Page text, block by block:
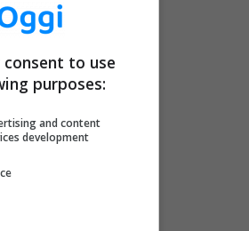
to use
purposes:
and content
development